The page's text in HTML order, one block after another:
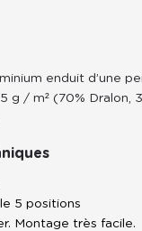
enduit d’une
g / m² (70% Dralon,
5 positions
Montage très facile.